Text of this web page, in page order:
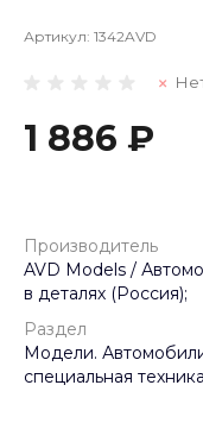
Артикул: 1342AVD
1 886 ₽
Производитель
AVD Models /
в деталях (Россия);
Раздел
Модели.
специальная